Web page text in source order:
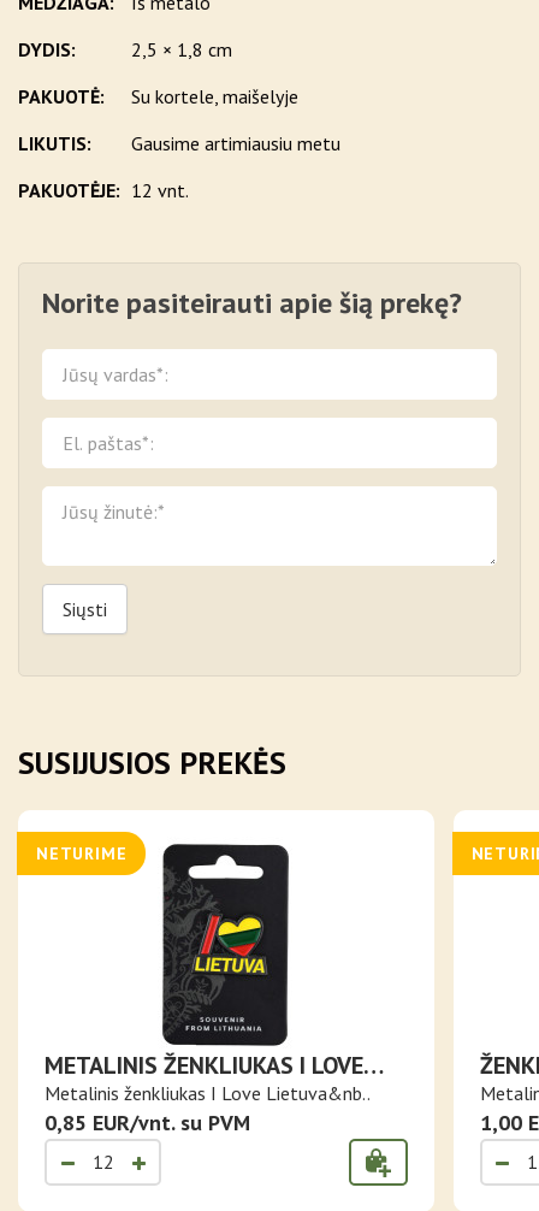
DYDIS:
2,5 × 1,8 cm
PAKUOTĖ:
Su kortele, maišelyje
LIKUTIS:
Gausime artimiausiu metu
PAKUOTĖJE: 12 vnt.
Norite pasiteirauti apie šią prekę?
Siųsti
SUSIJUSIOS PREKĖS
NETURIME
METALINIS ŽENKLIUKAS I LOVE
LIETUVA
Metalinis ženkliukas I Love Lietuva&nb..
0,85 EUR/vnt. su PVM 1,00